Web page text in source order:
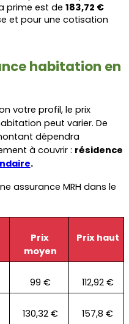
prime est de
et pour une cotisation
habitation en
votre profil, le prix
peut varier. De
dépendra
à couvrir : résidence
.
assurance MRH dans le
Prix
moyen
Prix haut
99 € 112,92 €
130,32 € 157,8 €